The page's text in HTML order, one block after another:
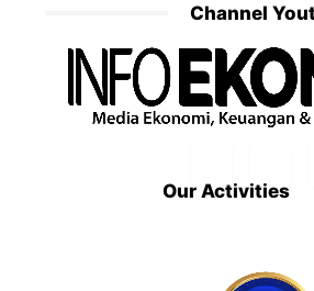
Channel
Our Activities